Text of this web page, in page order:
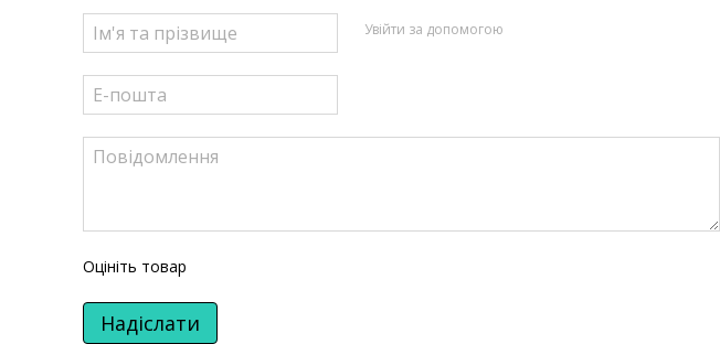
Увійти за допомогою
Оцініть товар
Надіслати